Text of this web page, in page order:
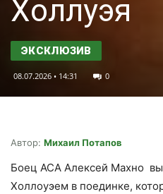
Холлуэя
08.07.2026 • 14:31 0
Автор: Михаил Потапов
Боец ACA Алексей Махно
Холлоуэем в поединке,